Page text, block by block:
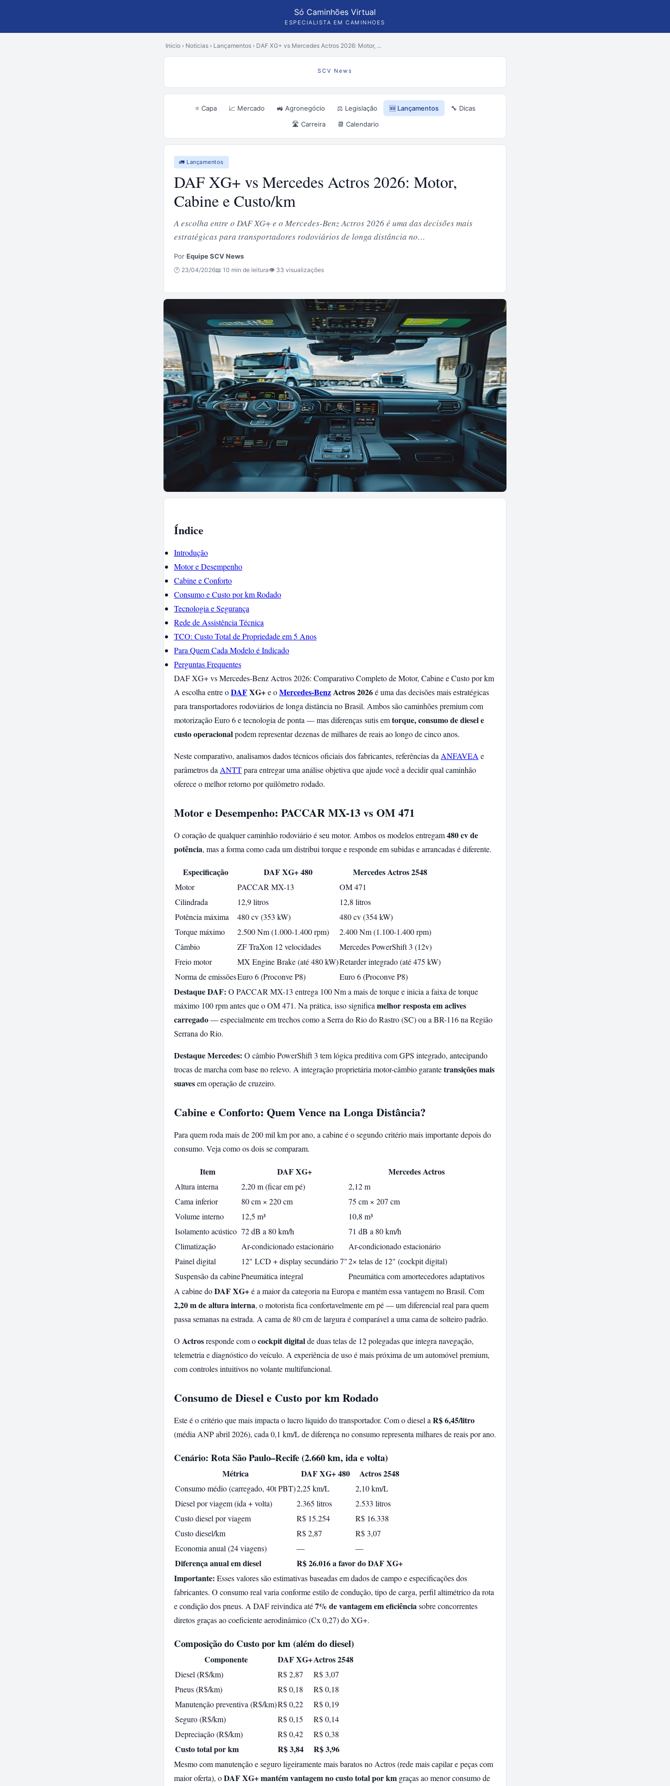
Só Caminhões Virtual
ESPECIALISTA EM CAMINHOES
Inicio › Noticias › Lançamentos › DAF XG+ vs Mercedes Actros 2026: Motor, ...
SCV News
⭐ Capa 📈 Mercado 🚜 Agronegócio ⚖️ Legislação 🆕 Lançamentos
🔧 Dicas
🛣️ Carreira
📆 Calendario
🚛 Lançamentos
DAF XG+ vs Mercedes Actros 2026: Motor,
Cabine e Custo/km
A escolha entre o DAF XG+ e o Mercedes-Benz Actros 2026 é uma das decisões mais
estratégicas para transportadores rodoviários de longa distância no…
Por Equipe SCV News
🕐 23/04/2026📖 10 min de leitura👁 33 visualizações
Índice
Introdução
Motor e Desempenho
Cabine e Conforto
Consumo e Custo por km Rodado
Tecnologia e Segurança
Rede de Assistência Técnica
TCO: Custo Total de Propriedade em 5 Anos
Para Quem Cada Modelo é Indicado
Perguntas Frequentes
DAF XG+ vs Mercedes-Benz Actros 2026: Comparativo Completo de Motor, Cabine e Custo por km
A escolha entre oDAFXG+e oMercedes-BenzActros 2026é uma das decisões mais estratégicas
para transportadores rodoviários de longa distância no Brasil. Ambos são caminhões premium com
motorização Euro 6 e tecnologia de ponta — mas diferenças sutis emtorque, consumo de diesel e
custo operacionalpodem representar dezenas de milhares de reais ao longo de cinco anos.
Neste comparativo, analisamos dados técnicos oficiais dos fabricantes, referências da ANFAVEA e
parâmetros da ANTTpara entregar uma análise objetiva que ajude você a decidir qual caminhão
oferece o melhor retorno por quilômetro rodado.
Motor e Desempenho: PACCAR MX-13 vs OM 471
O coração de qualquer caminhão rodoviário é seu motor. Ambos os modelos entregam480 cv de
potência, mas a forma como cada um distribui torque e responde em subidas e arrancadas é diferente.
Especificação DAF XG+ 480 Mercedes Actros 2548
Motor PACCAR MX-13
OM 471
Cilindrada
12,9 litros
12,8 litros
Potência máxima
480 cv (353 kW)
480 cv (354 kW)
Torque máximo
2.500 Nm (1.000-1.400 rpm)
2.400 Nm (1.100-1.400 rpm)
Câmbio
ZF TraXon 12 velocidades
Mercedes PowerShift 3 (12v)
Freio motor
MX Engine Brake (até 480 kW)Retarder integrado (até 475 kW)
Norma de emissõesEuro 6 (Proconve P8) Euro 6 (Proconve P8)
Destaque DAF: O PACCAR MX-13 entrega 100 Nm a mais de torque e inicia a faixa de torque
máximo 100 rpm antes que o OM 471. Na prática, isso significa melhor resposta em aclives
carregado— especialmente em trechos como a Serra do Rio do Rastro (SC) ou a BR-116 na Região
Serrana do Rio.
Destaque Mercedes: O câmbio PowerShift 3 tem lógica preditiva com GPS integrado, antecipando
trocas de marcha com base no relevo. A integração proprietária motor-câmbio garantetransições mais
suavesem operação de cruzeiro.
Cabine e Conforto: Quem Vence na Longa Distância?
Para quem roda mais de 200 mil km por ano, a cabine é o segundo critério mais importante depois do
consumo. Veja como os dois se comparam.
Item DAF XG+ Mercedes Actros
Altura interna 2,20 m (ficar em pé)
2,12 m
Cama inferior
80 cm × 220 cm
75 cm × 207 cm
Volume interno
12,5 m³
10,8 m³
Isolamento acústico 72 dB a 80 km/h
71 dB a 80 km/h
Climatização
Ar-condicionado estacionário
Ar-condicionado estacionário
Painel digital
12" LCD + display secundário 7"2× telas de 12" (cockpit digital)
Suspensão da cabinePneumática integral
Pneumática com amortecedores adaptativos
A cabine doDAF XG+é a maior da categoria na Europa e mantém essa vantagem no Brasil. Com
2,20 m de altura interna, o motorista fica confortavelmente em pé — um diferencial real para quem
passa semanas na estrada. A cama de 80 cm de largura é comparável a uma cama de solteiro padrão.
O Actrosresponde com ocockpit digitalde duas telas de 12 polegadas que integra navegação,
telemetria e diagnóstico do veículo. A experiência de uso é mais próxima de um automóvel premium,
com controles intuitivos no volante multifuncional.
Consumo de Diesel e Custo por km Rodado
Este é o critério que mais impacta o lucro líquido do transportador. Com o diesel a R$ 6,45/litro
(média ANP abril 2026), cada 0,1 km/L de diferença no consumo representa milhares de reais por ano.
Cenário: Rota São Paulo–Recife (2.660 km, ida e volta)
Métrica DAF XG+ 480 Actros 2548
Consumo médio (carregado, 40t PBT)2,25 km/L
2,10 km/L
Diesel por viagem (ida + volta)
2.365 litros
2.533 litros
Custo diesel por viagem
R$ 15.254
R$ 16.338
Custo diesel/km
R$ 2,87
R$ 3,07
Economia anual (24 viagens)
— —
Diferença anual em diesel
R$ 26.016 a favor do DAF XG+
Importante: Esses valores são estimativas baseadas em dados de campo e especificações dos
fabricantes. O consumo real varia conforme estilo de condução, tipo de carga, perfil altimétrico da rota
e condição dos pneus. A DAF reivindica até7% de vantagem em eficiênciasobre concorrentes
diretos graças ao coeficiente aerodinâmico (Cx 0,27) do XG+.
Composição do Custo por km (além do diesel)
Componente DAF XG+Actros 2548
Diesel (R$/km) R$ 2,87
R$ 3,07
Pneus (R$/km)
R$ 0,18
R$ 0,18
Manutenção preventiva (R$/km)R$ 0,22
R$ 0,19
Seguro (R$/km)
R$ 0,15
R$ 0,14
Depreciação (R$/km)
R$ 0,42 R$ 0,38
Custo total por km R$ 3,84 R$ 3,96
Mesmo com manutenção e seguro ligeiramente mais baratos no Actros (rede mais capilar e peças com
maior oferta), oDAF XG+ mantém vantagem no custo total por km graças ao menor consumo de